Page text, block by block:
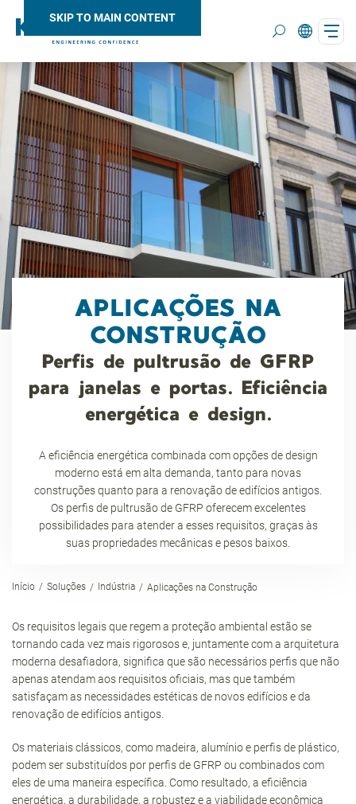
SKIP TO MAIN CONTENT
Search
APLICAÇÕES NA
CONSTRUÇÃO
Perfis de pultrusão de GFRP
para janelas e portas. Eficiência
energética e design.
A eficiência energética combinada com opções de design
moderno está em alta demanda, tanto para novas
construções quanto para a renovação de edifícios antigos.
Os perfis de pultrusão de GFRP oferecem excelentes
possibilidades para atender a esses requisitos, graças às
suas propriedades mecânicas e pesos baixos.
Início Soluções Indústria Aplicações na Construção
Os requisitos legais que regem a proteção ambiental estão se
tornando cada vez mais rigorosos e, juntamente com a arquitetura
moderna desafiadora, significa que são necessários perfis que não
apenas atendam aos requisitos oficiais, mas que também
satisfaçam as necessidades estéticas de novos edifícios e da
renovação de edifícios antigos.
Os materiais clássicos, como madeira, alumínio e perfis de plástico,
podem ser substituídos por perfis de GFRP ou combinados com
eles de uma maneira específica. Como resultado, a eficiência
energética, a durabilidade, a robustez e a viabilidade econômica